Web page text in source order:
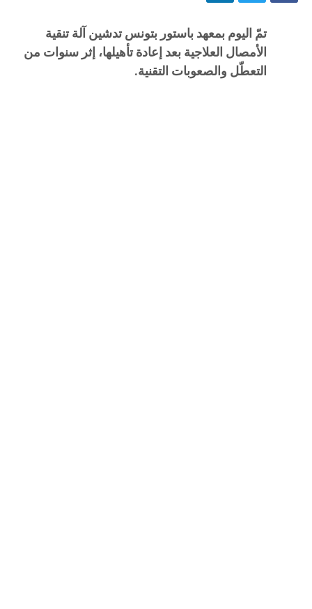
تمّ اليوم بمعهد باستور بتونس تدشين آلة تنقية
الأمصال العلاجية بعد إعادة تأهيلها، إثر سنوات من
التعطّل والصعوبات التقنية.